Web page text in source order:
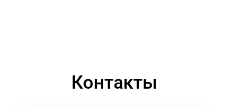
Контакты